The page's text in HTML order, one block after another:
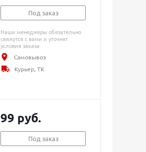
Под заказ
Наши менеджеры обязательно
свяжутся с вами и уточнят
условия заказа
Самовывоз
Курьер, ТК
99 руб.
Под заказ